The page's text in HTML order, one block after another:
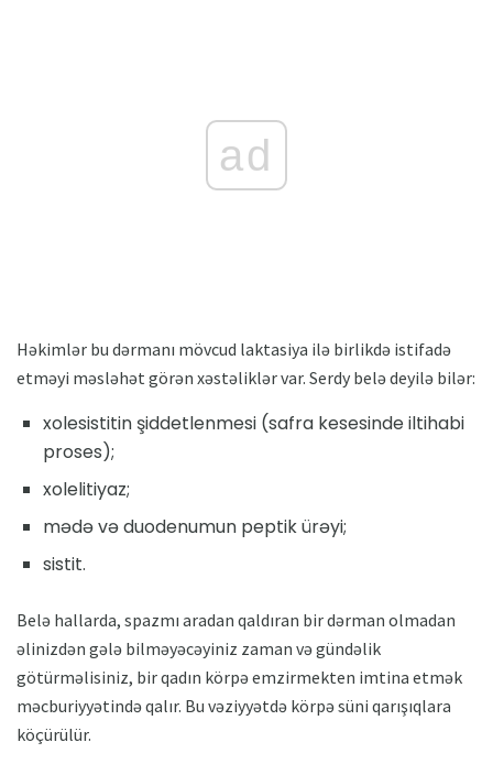
ad
Həkimlər bu dərmanı mövcud laktasiya ilə birlikdə istifadə
etməyi məsləhət görən xəstəliklər var. Serdy belə deyilə bilər:
xolesistitin şiddetlenmesi (safra kesesinde iltihabi
proses);
xolelitiyaz;
mədə və duodenumun peptik ürəyi;
sistit.
Belə hallarda, spazmı aradan qaldıran bir dərman olmadan
əlinizdən gələ bilməyəcəyiniz zaman və gündəlik
götürməlisiniz, bir qadın körpə emzirmekten imtina etmək
məcburiyyətində qalır. Bu vəziyyətdə körpə süni qarışıqlara
köçürülür.